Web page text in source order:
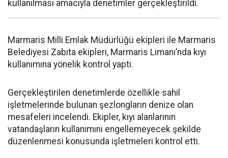
kullanılması amacıyla denetimler gerçekleştirildi.
Marmaris Milli Emlak Müdürlüğü ekipleri ile Marmaris
Belediyesi Zabıta ekipleri, Marmaris Limanı’nda kıyı
kullanımına yönelik kontrol yaptı.
Gerçekleştirilen denetimlerde özellikle sahil
işletmelerinde bulunan şezlongların denize olan
mesafeleri incelendi. Ekipler, kıyı alanlarının
vatandaşların kullanımını engellemeyecek şekilde
düzenlenmesi konusunda işletmeleri kontrol etti.